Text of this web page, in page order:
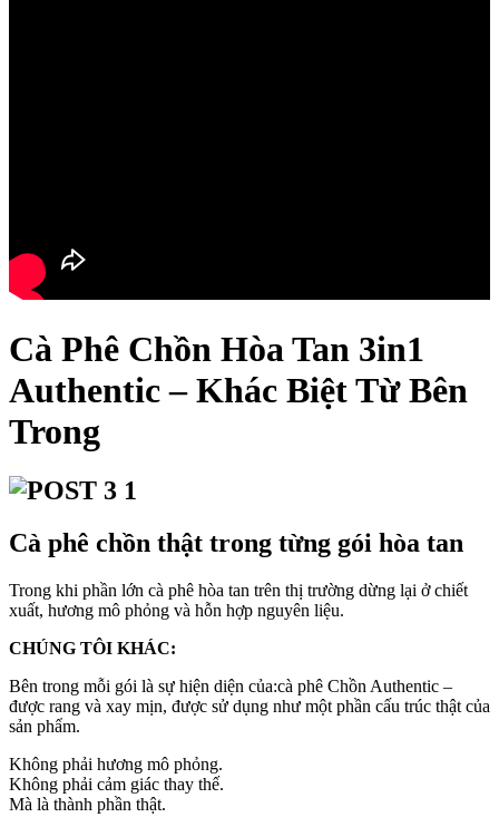
Cà Phê Chồn Hòa Tan 3in1
Authentic – Khác Biệt Từ Bên
Trong
Cà phê chồn thật trong từng gói hòa tan
Trong khi phần lớn cà phê hòa tan trên thị trường dừng lại ở chiết
xuất, hương mô phỏng và hỗn hợp nguyên liệu.
CHÚNG TÔI KHÁC:
Bên trong mỗi gói là sự hiện diện của:cà phê Chồn Authentic –
được rang và xay mịn, được sử dụng như một phần cấu trúc thật của
sản phẩm.
Không phải hương mô phỏng.
Không phải cảm giác thay thế.
Mà là thành phần thật.